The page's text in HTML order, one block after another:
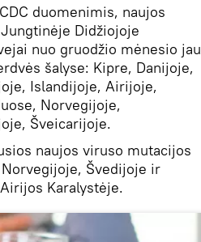
duomenimis, naujos
Didžiojoje
nuo gruodžio mėnesio jau
šalyse: Kipre, Danijoje,
Islandijoje, Airijoje,
Norvegijoje,
Šveicarijoje.
naujos viruso mutacijos
Švedijoje ir
Karalystėje.